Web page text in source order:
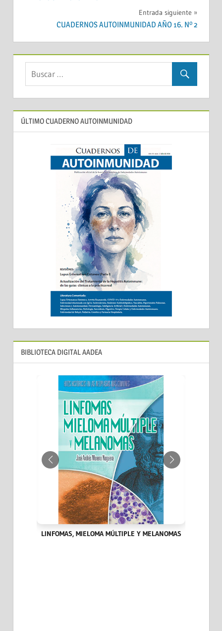
Entrada siguiente
CUADERNOS AUTOINMUNIDAD AÑO 16. Nº 2
ÚLTIMO CUADERNO AUTOINMUNIDAD
BIBLIOTECA DIGITAL AADEA
LINFOMAS, MIELOMA MÚLTIPLE Y MELANOMAS